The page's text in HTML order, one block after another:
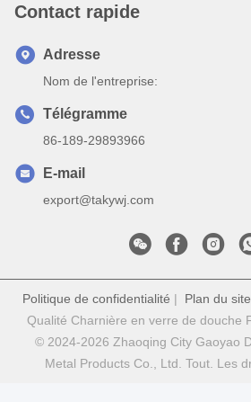
Contact rapide
Adresse
Nom de l'entreprise:
Télégramme
86-189-29893966
E-mail
export@takywj.com
Politique de confidentialité | Plan du site
Qualité Charnière en verre de douche
© 2024-2026 Zhaoqing City Gaoyao
Metal Products Co., Ltd. Tout. Les